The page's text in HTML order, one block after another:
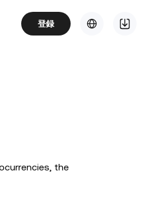
登録
the